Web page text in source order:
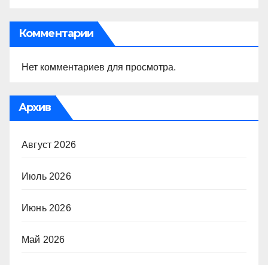
Комментарии
Нет комментариев для просмотра.
Архив
Август 2026
Июль 2026
Июнь 2026
Май 2026